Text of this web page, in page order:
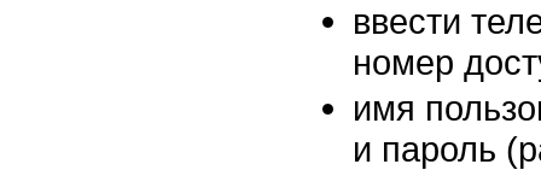
ввести
номер
имя
и пароль